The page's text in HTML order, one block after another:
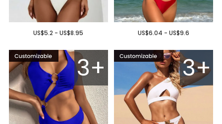
US$5.2 - US$8.95 US$6.04 - US$9.6
3+ 3+